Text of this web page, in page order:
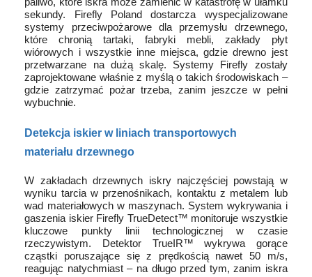
paliwo, które iskra może zamienić w katastrofę w ułamku
sekundy. Firefly Poland dostarcza wyspecjalizowane
systemy przeciwpożarowe dla przemysłu drzewnego,
które chronią tartaki, fabryki mebli, zakłady płyt
wiórowych i wszystkie inne miejsca, gdzie drewno jest
przetwarzane na dużą skalę. Systemy Firefly zostały
zaprojektowane właśnie z myślą o takich środowiskach –
gdzie zatrzymać pożar trzeba, zanim jeszcze w pełni
wybuchnie.
Detekcja iskier w liniach transportowych
materiału drzewnego
W zakładach drzewnych iskry najczęściej powstają w
wyniku tarcia w przenośnikach, kontaktu z metalem lub
wad materiałowych w maszynach. System wykrywania i
gaszenia iskier Firefly TrueDetect™ monitoruje wszystkie
kluczowe punkty linii technologicznej w czasie
rzeczywistym. Detektor TrueIR™ wykrywa gorące
cząstki poruszające się z prędkością nawet 50 m/s,
reagując natychmiast – na długo przed tym, zanim iskra